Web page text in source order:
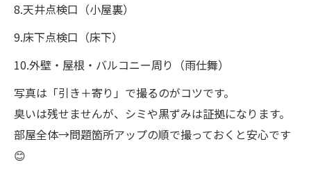
8.天井点検口（小屋裏）
9.床下点検口（床下）
10.外壁・屋根・バルコニー周り（雨仕舞）
写真は「引き＋寄り」で撮るのがコツです。
臭いは残せませんが、シミや黒ずみは証拠になります。
部屋全体→問題箇所アップの順で撮っておくと安心です
😊